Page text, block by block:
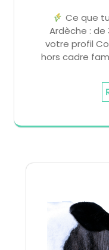
Ce que
Ardèche : de
votre profil
hors cadre